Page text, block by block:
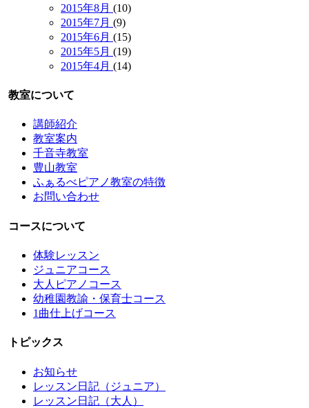
2015年8月 (10)
2015年7月 (9)
2015年6月 (15)
2015年5月 (19)
2015年4月 (14)
教室について
講師紹介
教室案内
千音寺教室
豊山教室
ふぁるべピアノ教室の特徴
お問い合わせ
コースについて
体験レッスン
ジュニアコース
大人ピアノコース
幼稚園教諭・保育士コース
1曲仕上げコース
トピックス
お知らせ
レッスン日記（ジュニア）
レッスン日記（大人）